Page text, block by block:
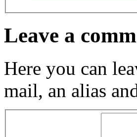
Leave a
Here you can
mail, an alias